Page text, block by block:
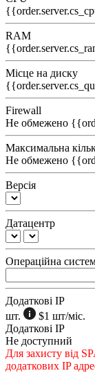
RAM
Місце на диску
Firewall
Не обмежено
Максимальна
Не обмежено
Версія
Датацентр
Операційна
Додаткові IP
шт.
$1 шт/міс.
Додаткові IP
Не доступний
Для захисту від
додаткових IP